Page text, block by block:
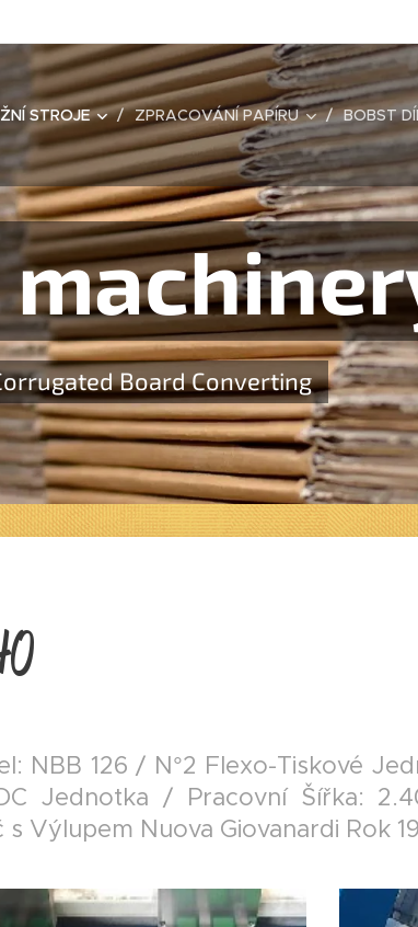
STROJE ZPRACOVÁNÍ PAPÍRU BOBST
Board Converting
NBB 126 / N°2 Flexo-Tiskové
Jednotka / Pracovní Šířka:
Výlupem Nuova Giovanardi Rok